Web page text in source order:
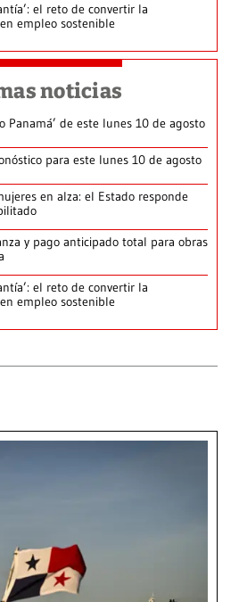
el reto de convertir la
empleo sostenible
noticias
Panamá’ de este lunes 10 de agosto
para este lunes 10 de agosto
en alza: el Estado responde
y pago anticipado total para obras
el reto de convertir la
empleo sostenible